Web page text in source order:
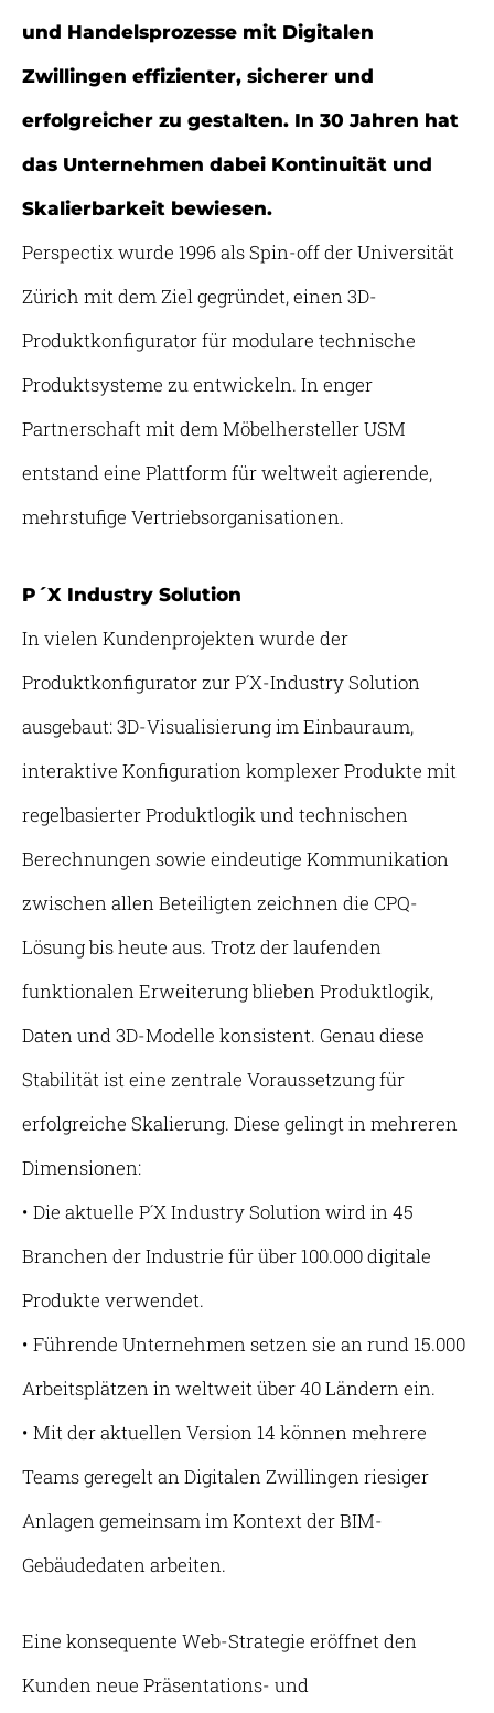
und Handelsprozesse mit Digitalen
Zwillingen effizienter, sicherer und
erfolgreicher zu gestalten. In 30 Jahren hat
das Unternehmen dabei Kontinuität und
Skalierbarkeit bewiesen.
Perspectix wurde 1996 als Spin-off der Universität
Zürich mit dem Ziel gegründet, einen 3D-
Produktkonfigurator für modulare technische
Produktsysteme zu entwickeln. In enger
Partnerschaft mit dem Möbelhersteller USM
entstand eine Plattform für weltweit agierende,
mehrstufige Vertriebsorganisationen.
P´X Industry Solution
In vielen Kundenprojekten wurde der
Produktkonfigurator zur P´X-Industry Solution
ausgebaut: 3D-Visualisierung im Einbauraum,
interaktive Konfiguration komplexer Produkte mit
regelbasierter Produktlogik und technischen
Berechnungen sowie eindeutige Kommunikation
zwischen allen Beteiligten zeichnen die CPQ-
Lösung bis heute aus. Trotz der laufenden
funktionalen Erweiterung blieben Produktlogik,
Daten und 3D-Modelle konsistent. Genau diese
Stabilität ist eine zentrale Voraussetzung für
erfolgreiche Skalierung. Diese gelingt in mehreren
Dimensionen:
• Die aktuelle P´X Industry Solution wird in 45
Branchen der Industrie für über 100.000 digitale
Produkte verwendet.
• Führende Unternehmen setzen sie an rund 15.000
Arbeitsplätzen in weltweit über 40 Ländern ein.
• Mit der aktuellen Version 14 können mehrere
Teams geregelt an Digitalen Zwillingen riesiger
Anlagen gemeinsam im Kontext der BIM-
Gebäudedaten arbeiten.
Eine konsequente Web-Strategie eröffnet den
Kunden neue Präsentations- und